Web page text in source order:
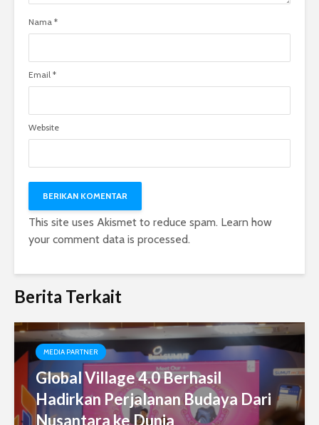
Nama *
Email *
Website
This site uses Akismet to reduce spam. Learn how
your comment data is processed.
Berita Terkait
MEDIA PARTNER
Global Village 4.0 Berhasil
Hadirkan Perjalanan Budaya Dari
Nusantara ke Dunia